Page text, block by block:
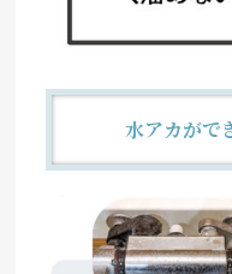
水アカがで